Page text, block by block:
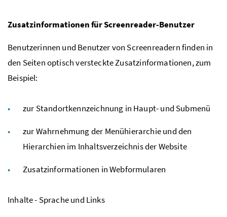
Zusatzinformationen für Screenreader-Benutzer
Benutzerinnen und Benutzer von Screenreadern finden in
den Seiten optisch versteckte Zusatzinformationen, zum
Beispiel:
zur Standortkennzeichnung in Haupt- und Submenü
zur Wahrnehmung der Menühierarchie und den
Hierarchien im Inhaltsverzeichnis der Website
Zusatzinformationen in Webformularen
Inhalte - Sprache und Links